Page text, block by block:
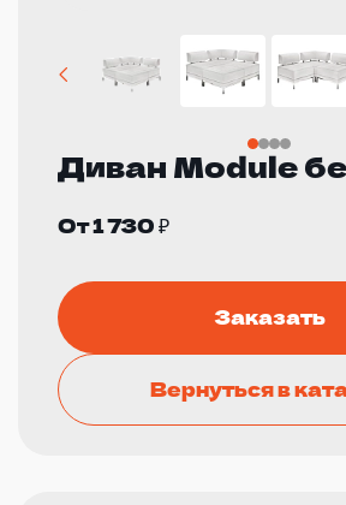
Диван Module
От 1 730 ₽
Заказать
Вернуться в